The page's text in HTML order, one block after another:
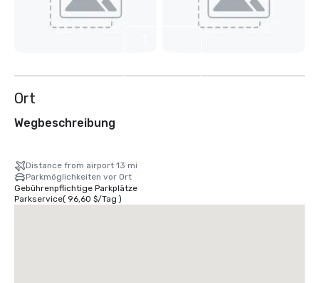
Ort
Wegbeschreibung
Distance from airport 13 mi
Parkmöglichkeiten vor Ort
Gebührenpflichtige Parkplätze
Parkservice( 96,60 $/Tag )